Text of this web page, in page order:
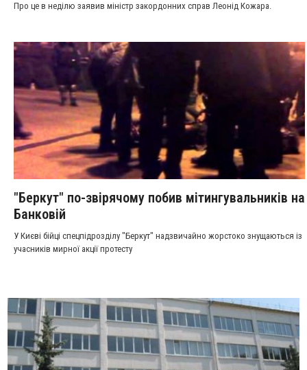
Про це в неділю заявив міністр закордонних справ Леонід Кожара.
"Беркут" по-звірячому побив мітингувальників на
Банковій
У Києві бійці спецпідрозділу "Беркут" надзвичайно жорстоко знущаються із
учасників мирної акції протесту